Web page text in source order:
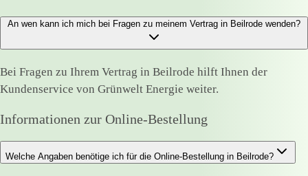
An wen kann ich mich bei Fragen zu meinem Vertrag in Beilrode wenden?
Bei Fragen zu Ihrem Vertrag in Beilrode hilft Ihnen der
Kundenservice von Grünwelt Energie weiter.
Informationen zur Online-Bestellung
Welche Angaben benötige ich für die Online-Bestellung in Beilrode?